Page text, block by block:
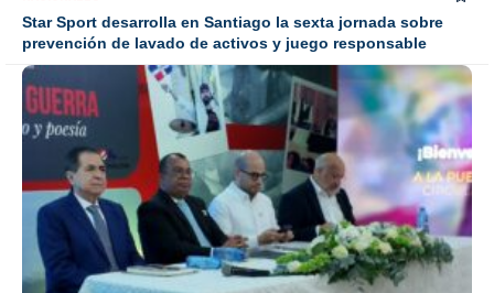
Star Sport desarrolla en Santiago la sexta jornada sobre
prevención de lavado de activos y juego responsable